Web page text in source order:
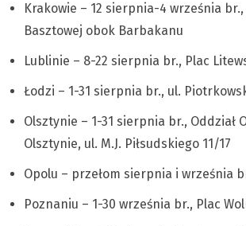
Krakowie – 12 sierpnia-4 września
Basztowej obok Barbakanu
Lublinie – 8-22 sierpnia br., Plac
Łodzi – 1-31 sierpnia br., ul.
Olsztynie – 1-31 sierpnia br., Oddział
Olsztynie, ul. M.J. Piłsudskiego 11/17
Opolu – przełom sierpnia i września
Poznaniu – 1-30 września br., Plac